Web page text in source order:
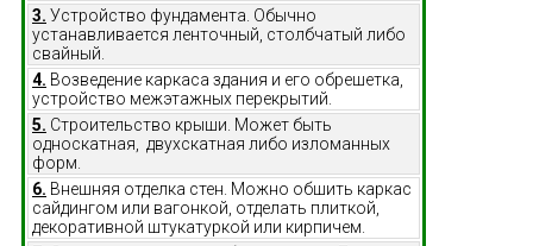
3. Устройство фундамента. Обычно
устанавливается ленточный, столбчатый либо
свайный.
4. Возведение каркаса здания и его обрешетка,
устройство межэтажных перекрытий.
5. Строительство крыши. Может быть
односкатная, двухскатная либо изломанных
форм.
6. Внешняя отделка стен. Можно обшить каркас
сайдингом или вагонкой, отделать плиткой,
декоративной штукатуркой или кирпичем.